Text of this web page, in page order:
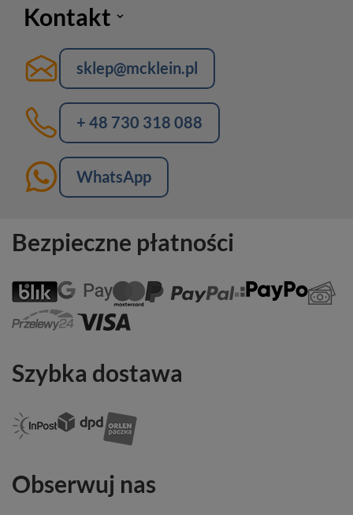
Kontakt
sklep@mcklein.pl
+ 48 730 318 088
WhatsApp
Bezpieczne płatności
Szybka dostawa
Obserwuj nas